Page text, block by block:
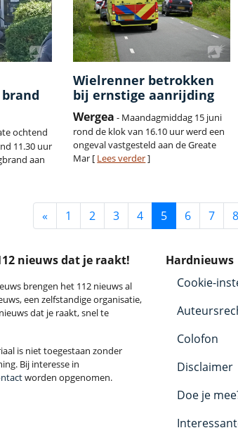
ochtend
11.30 uur
aan
Wielrenner betrokken
bij ernstige aanrijding
Wergea - Maandagmiddag 15 juni
rond de klok van 16.10 uur werd een
ongeval vastgesteld aan de Greate
Mar [ Lees verder]
« 1 2 3 4 5 6 7 8
nieuws dat je raakt!
brengen het 112 nieuws al
een zelfstandige organisatie,
dat je raakt, snel te
is niet toegestaan zonder
Bij interesse in
worden opgenomen.
Hardnieuws
Cookie-
Colofon
Disclaimer
Doe je